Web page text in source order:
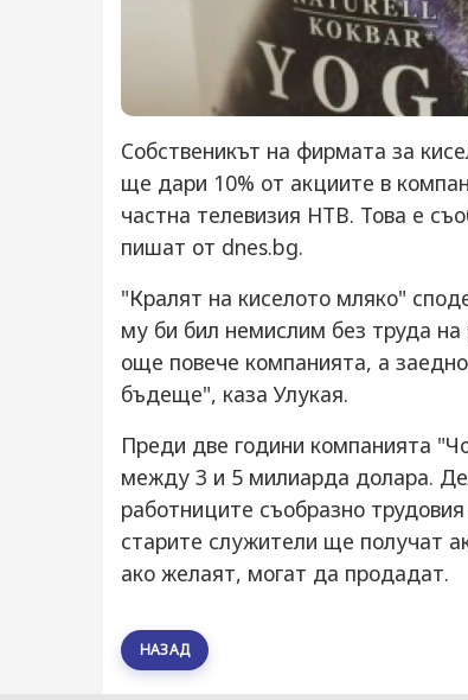
Собственикът на фирмата за
ще дари 10% от акциите в
частна телевизия НТВ. Това е
пишат от dnes.bg.
"Кралят на киселото мляко"
му би бил немислим без труда
още повече компанията, а
бъдеще", каза Улукая.
Преди две години компанията
между 3 и 5 милиарда долара.
работниците съобразно
старите служители ще получат
ако желаят, могат да продадат.
НАЗАД